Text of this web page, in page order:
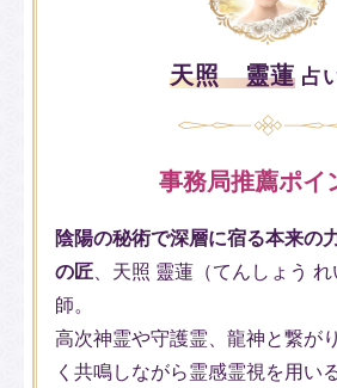
天照 靈蓮 占
事務局推薦ポイ
陰陽の秘術で深層に宿る本来の
の匠、天照 靈蓮（てんしょう
師。
高次神霊や守護霊、龍神と繋が
く共鳴しながら霊感霊視を用い